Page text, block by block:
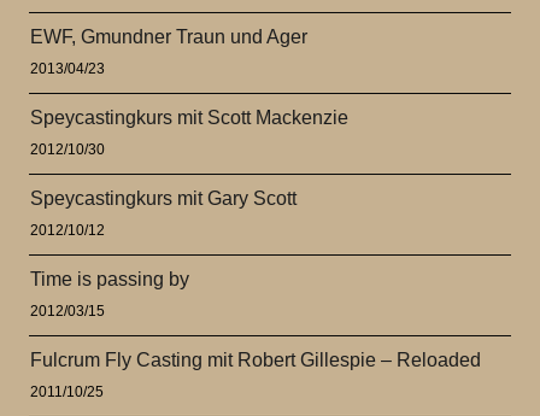
EWF, Gmundner Traun und Ager
2013/04/23
Speycastingkurs mit Scott Mackenzie
2012/10/30
Speycastingkurs mit Gary Scott
2012/10/12
Time is passing by
2012/03/15
Fulcrum Fly Casting mit Robert Gillespie – Reloaded
2011/10/25